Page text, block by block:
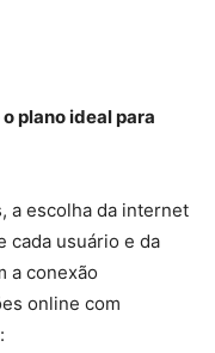
plano ideal para
a escolha da internet
cada usuário e da
a conexão
online com